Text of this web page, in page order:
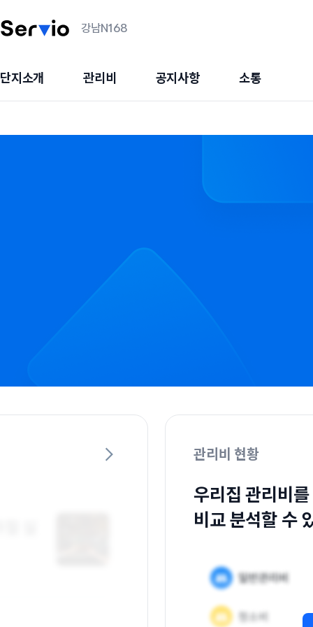
강남N168
단지소개 관리비 공지사항 소통
관리비 현황
우리집 관리비
비교 분석할 수